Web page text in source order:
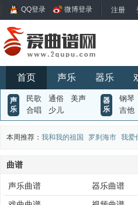
QQ登录 微博登录
首页 声乐 器乐
声
乐
民歌 通俗
美声
合唱
少儿
器
乐
钢琴
吉他
本周推荐： 我和我的祖国 罗刹海市 我爱
曲谱
声乐曲谱
器乐曲谱